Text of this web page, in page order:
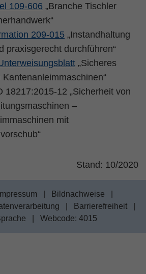
109-606 „Branche Tischler
209-015 „Instandhaltung
praxisgerecht durchführen“
„Sicheres
18217:2015-12 „Sicherheit von
–
mit
Stand: 10/2020
Impressum Bildnachweise
Barrierefreiheit
Webcode: 4015